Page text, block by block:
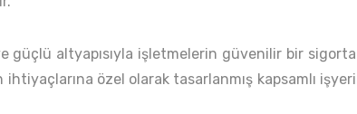
güçlü altyapısıyla işletmelerin güvenilir bir sigorta
özel olarak tasarlanmış kapsamlı işyeri